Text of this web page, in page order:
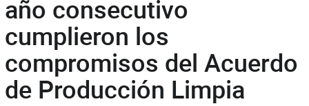
año consecutivo
cumplieron los
compromisos del Acuerdo
de Producción Limpia